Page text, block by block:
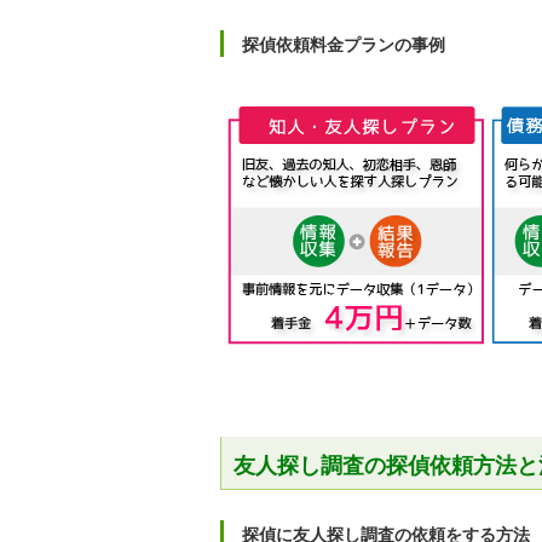
探偵依頼料金プランの事例
友人探し調査の探偵依頼方法
探偵に友人探し調査の依頼をする方法